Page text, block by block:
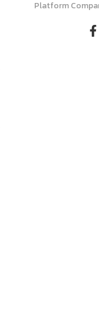
Platform